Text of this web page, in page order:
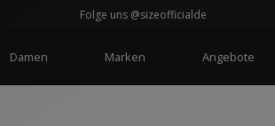
Folge uns @sizeofficialde
Damen Marken Angebote